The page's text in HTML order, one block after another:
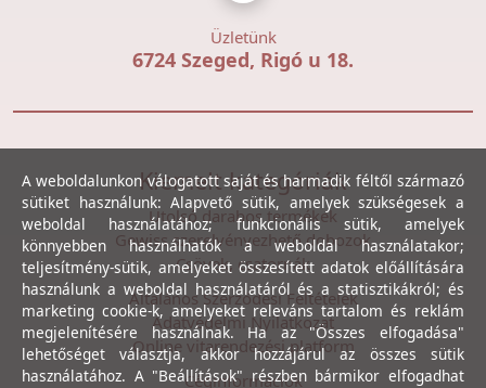
Üzletünk
6724 Szeged, Rigó u 18.
Kiemelt kategóriák
Utolsó darabos termékek
Gewiss szerelvényezhető dobozok
Csövek, csatornák
Általános Szerződési Feltételek
Adatvédelmi Nyilatkozat
Online vitarendezési platform
Céginformációk
A weboldalunkon válogatott saját és harmadik féltől származó
sütiket használunk: Alapvető sütik, amelyek szükségesek a
weboldal használatához; funkcionális sütik, amelyek
könnyebben használhatók a weboldal használatakor;
teljesítmény-sütik, amelyeket összesített adatok előállítására
használunk a weboldal használatáról és a statisztikákról; és
marketing cookie-k, amelyeket releváns tartalom és reklám
megjelenítésére használnak. Ha az "Összes elfogadása"
lehetőséget választja, akkor hozzájárul az összes sütik
használatához. A "Beállítások" részben bármikor elfogadhat